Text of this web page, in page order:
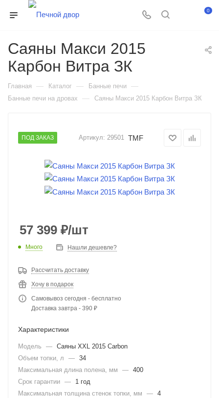
0
Саяны Макси 2015
Карбон Витра ЗК
Главная — Каталог — Банные печи —
Банные печи на дровах — Саяны Макси 2015 Карбон Витра ЗК
ПОД ЗАКАЗ Артикул: 29501 TMF
57 399 ₽/шт
Много Нашли дешевле?
Рассчитать доставку
Хочу в подарок
Самовывоз сегодня - бесплатно
Доставка завтра - 390 ₽
Характеристики
Модель — Саяны XXL 2015 Carbon
Объем топки, л
— 34
Максимальная длина полена, мм
— 400
Срок гарантии —
1 год
Максимальная толщина стенок топки, мм
— 4